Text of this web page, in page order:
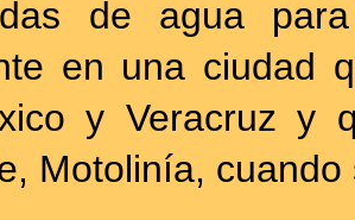
de agua
en una ciudad
y Veracruz y
Motolinía,